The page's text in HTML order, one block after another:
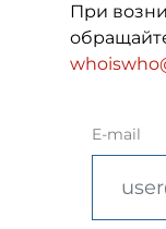
При
E-mail